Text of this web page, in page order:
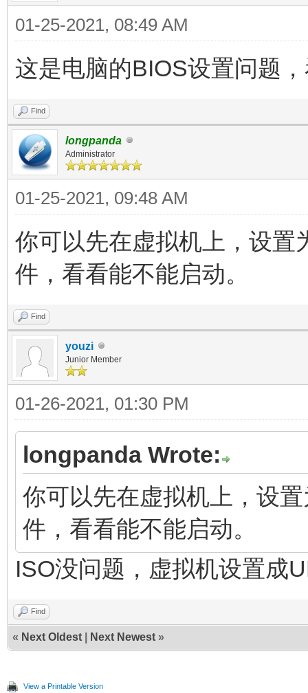
01-25-2021, 08:49 AM
这是电脑的BIOS设置问题
Find
longpanda
Administrator
01-25-2021, 09:48 AM
你可以先在虚拟机上，设置
件，看看能不能启动。
Find
youzi
Junior Member
01-26-2021, 01:30 PM
longpanda Wrote:
你可以先在虚拟机上，设
件，看看能不能启动。
ISO没问题，虚拟机设置成
Find
« Next Oldest Next Newest »
View a Printable Version